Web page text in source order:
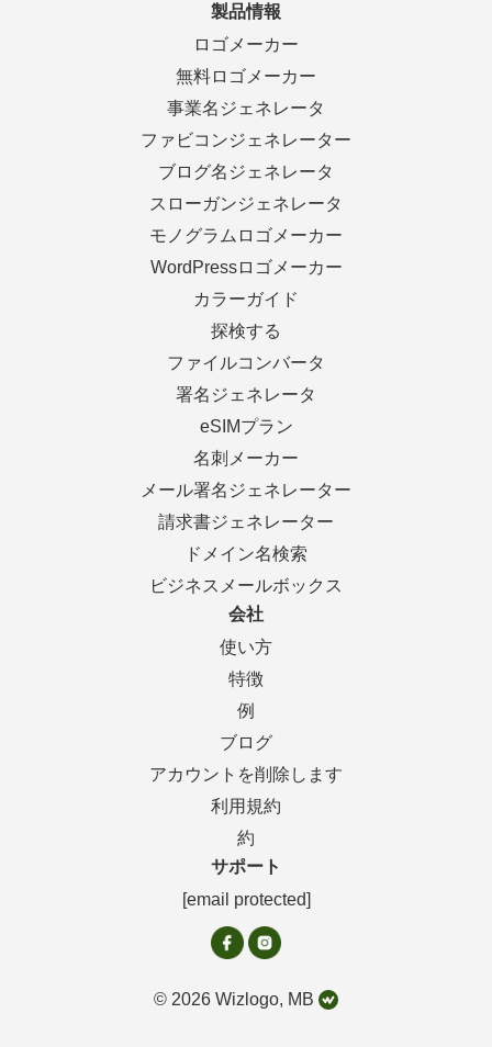
製品情報
ロゴメーカー
無料ロゴメーカー
事業名ジェネレータ
ファビコンジェネレーター
ブログ名ジェネレータ
スローガンジェネレータ
モノグラムロゴメーカー
WordPressロゴメーカー
カラーガイド
探検する
ファイルコンバータ
署名ジェネレータ
eSIMプラン
名刺メーカー
メール署名ジェネレーター
請求書ジェネレーター
ドメイン名検索
ビジネスメールボックス
会社
使い方
特徴
例
ブログ
アカウントを削除します
利用規約
約
サポート
[email protected]
© 2026 Wizlogo, MB